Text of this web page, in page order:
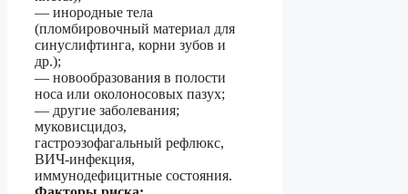
— инородные тела
(пломбировочный материал для
синуслифтинга, корни зубов и
др.);
— новообразования в полости
носа или околоносовых пазух;
— другие заболевания;
муковисцидоз,
гастроэзофагальный рефлюкс,
ВИЧ-инфекция,
иммунодефицитные состояния.